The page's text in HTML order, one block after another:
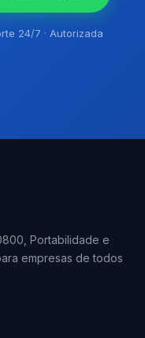
24/7 · Autorizada
Portabilidade e
empresas de todos